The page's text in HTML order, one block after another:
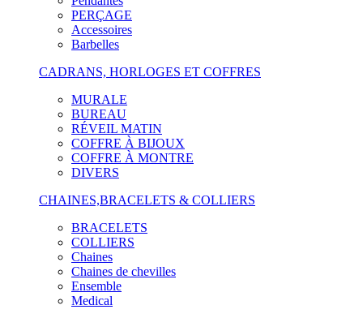
PERÇAGE
Accessoires
Barbelles
CADRANS, HORLOGES ET COFFRES
MURALE
BUREAU
RÉVEIL MATIN
COFFRE À BIJOUX
COFFRE À MONTRE
DIVERS
CHAINES,BRACELETS & COLLIERS
BRACELETS
COLLIERS
Chaines
Chaines de chevilles
Ensemble
Medical